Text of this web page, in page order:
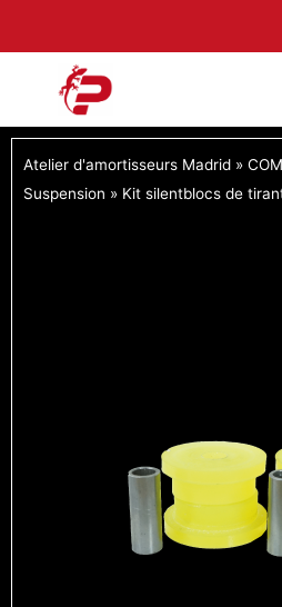
Atelier d'amortisseurs Madrid »
Suspension » Kit silentblocs de